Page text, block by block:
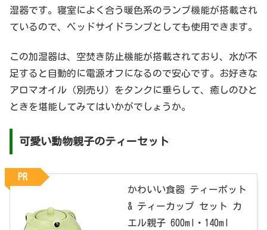
湿器です。寝室によく合う暖色系のランプ機能が搭載され
ているので、ベッドサイドランプとしても使用できます。
この加湿器は、空焚き防止機能が搭載されており、水が不
足すると自動的に電源オフになるので安心です。お好きな
アロマオイル（別売り）をタンクに垂らして、癒しのひと
ときを堪能してみてはいかがでしょうか。
可愛い動物親子のティーセット
かわいい食器 ティーポット
& ティーカップ セット カ
エル親子 600ml・140ml
PR